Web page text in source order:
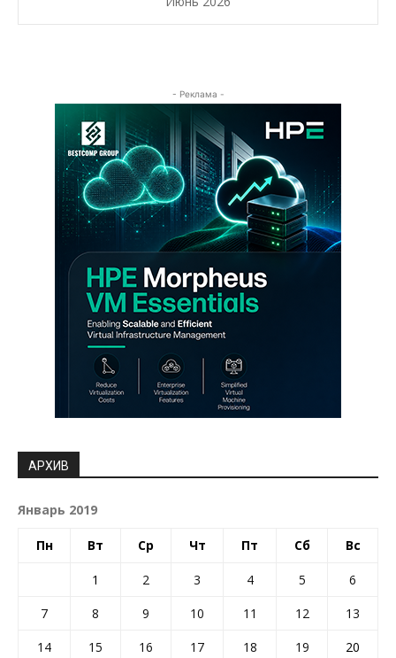
- Реклама -
АРХИВ
Январь 2019
Пн Вт Ср Чт Пт Сб Вс
1 2 3 4 5
6
7
8 9 10 11 12
13
14
15 16 17 18 19
20